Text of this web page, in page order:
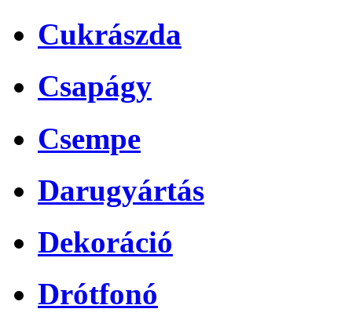
Cukrászda
Csapágy
Csempe
Darugyártás
Dekoráció
Drótfonó